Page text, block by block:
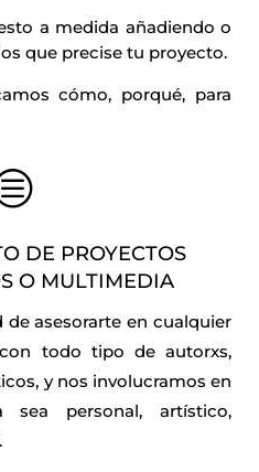
a medida añadiendo o
que precise tu proyecto.
cómo, porqué, para
DE PROYECTOS
O MULTIMEDIA
asesorarte en cualquier
todo tipo de autorxs,
y nos involucramos en
sea personal, artístico,